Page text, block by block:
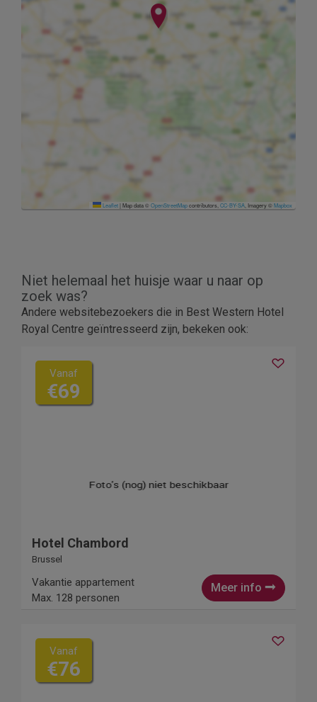
Leaflet| Map data ©OpenStreetMapcontributors, CC-BY-SA , Imagery ©Mapbox
Niet helemaal het huisje waar u naar op
zoek was?
Andere websitebezoekers die in Best Western Hotel
Royal Centre geïntresseerd zijn, bekeken ook:
Vanaf
€69
Hotel Chambord
Brussel
Meer info
Vakantie appartement
Max. 128 personen
Vanaf
€76